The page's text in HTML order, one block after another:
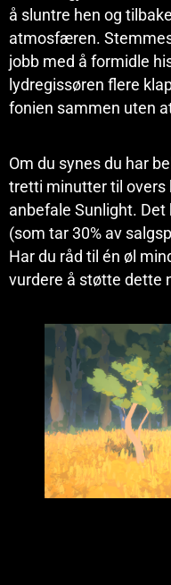
å sluntre hen og
atmosfæren.
jobb med å formidle
lydregissøren flere
fonien sammen uten
Om du synes du har
tretti minutter til overs
anbefale Sunlight. Det
(som tar 30% av
Har du råd til én øl
vurdere å støtte dette